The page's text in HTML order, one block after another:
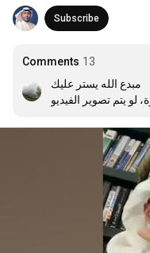
Subscribe
Comments 13
مبدع الله يستر عليك
يتم تصوير الفيديو
بوسه رأس لإبداعك